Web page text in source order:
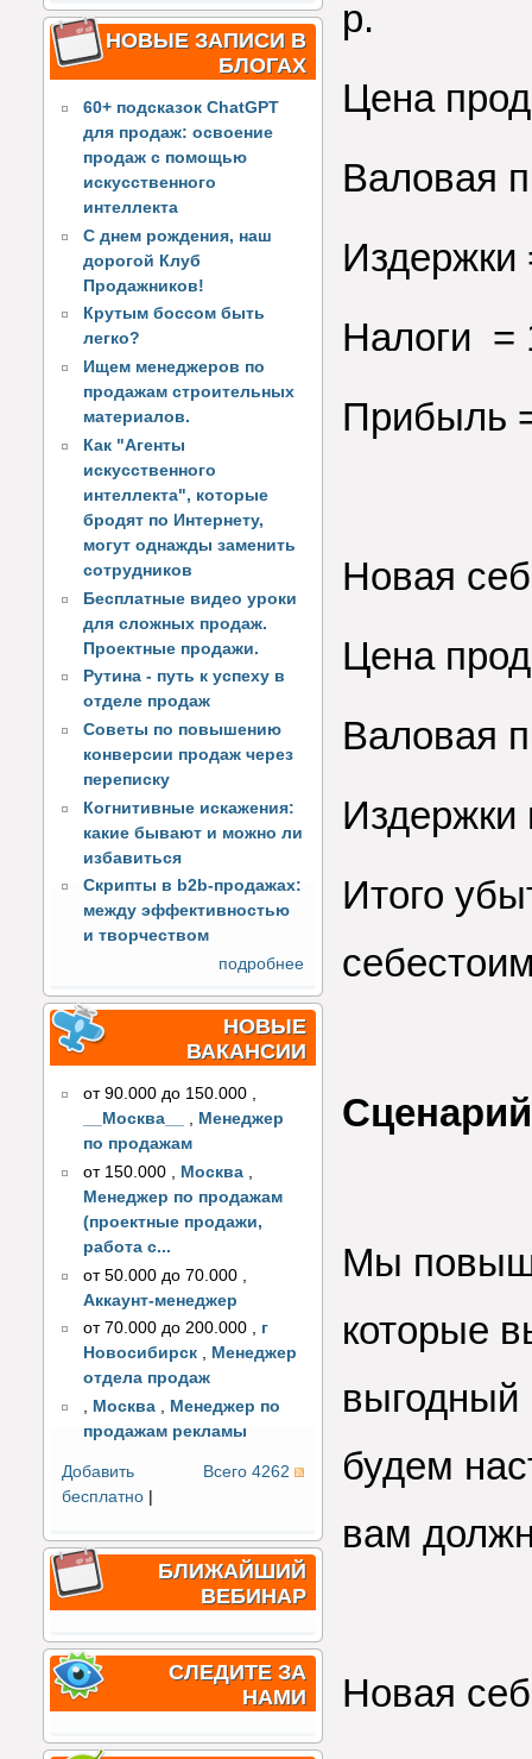
НОВЫЕ ЗАПИСИ В
БЛОГАХ
60+ подсказок ChatGPT
для продаж: освоение
продаж с помощью
искусственного
интеллекта
С днем рождения, наш
дорогой Клуб
Продажников!
Крутым боссом быть
легко?
Ищем менеджеров по
продажам строительных
материалов.
Как "Агенты
искусственного
интеллекта", которые
бродят по Интернету,
могут однажды заменить
сотрудников
Бесплатные видео уроки
для сложных продаж.
Проектные продажи.
Рутина - путь к успеху в
отделе продаж
Советы по повышению
конверсии продаж через
переписку
Когнитивные искажения:
какие бывают и можно ли
избавиться
Скрипты в b2b-продажах:
между эффективностью
и творчеством
подробнее
НОВЫЕ
ВАКАНСИИ
от 90.000 до 150.000 ,
__Москва__
, Менеджер
по продажам
от 150.000
Москва
Менеджер по продажам
(проектные продажи,
работа с...
от 50.000 до 70.000
Аккаунт-менеджер
от 70.000 до 200.000 , г
Новосибирск , Менеджер
отдела продаж
, Москва , Менеджер по
продажам рекламы
Всего 4262
Добавить
бесплатно
БЛИЖАЙШИЙ
ВЕБИНАР
СЛЕДИТЕ ЗА
НАМИ
р.
Цена
Валовая
Издержки
Налоги =
Прибыль
Новая
Цена
Валовая
Издержки
Итого
Мы
которые
будем
вам
Новая